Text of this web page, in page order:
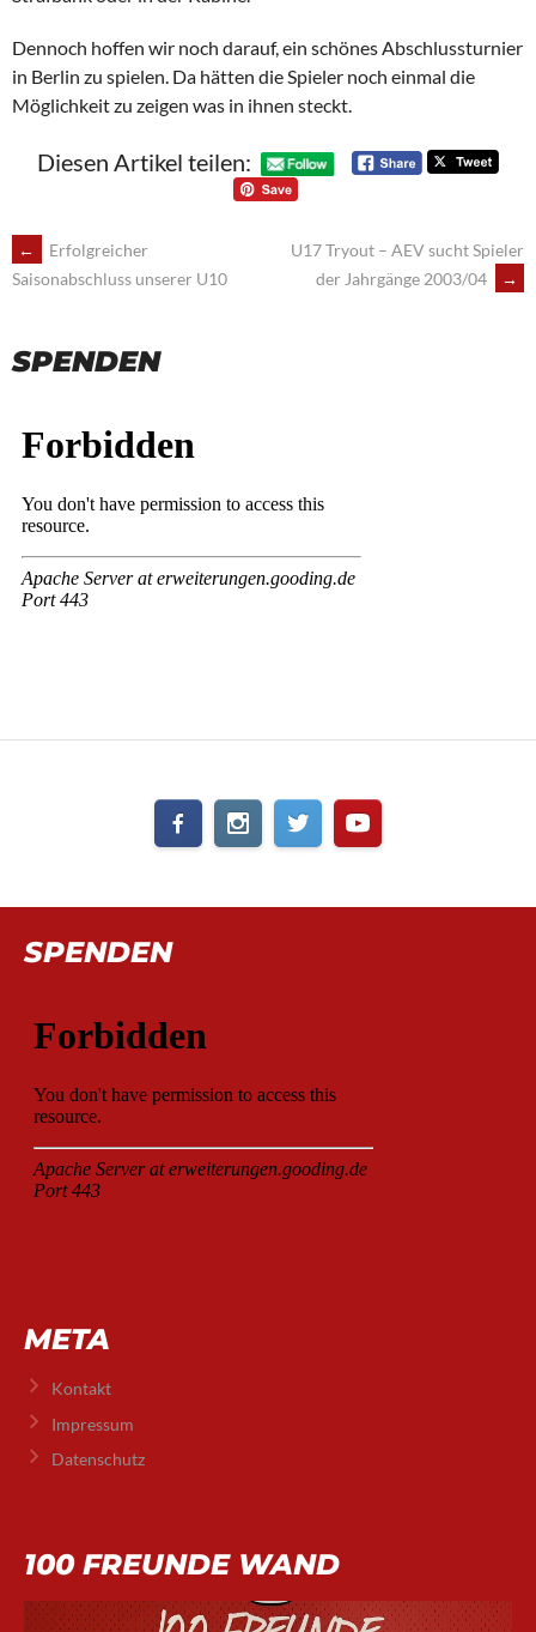
Dennoch hoffen wir noch darauf, ein schönes Abschlussturnier
in Berlin zu spielen. Da hätten die Spieler noch einmal die
Möglichkeit zu zeigen was in ihnen steckt.
Diesen Artikel teilen:
POST
←
Erfolgreicher
Saisonabschluss unserer U10
U17 Tryout – AEV sucht Spieler
der Jahrgänge 2003/04
→
SPENDEN
SPENDEN
META
Kontakt
Impressum
Datenschutz
100 FREUNDE WAND